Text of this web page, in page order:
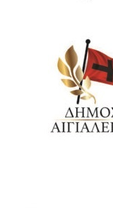
ΣΥΝΕΔΡΙΑΣΗΣ
29.10.2025